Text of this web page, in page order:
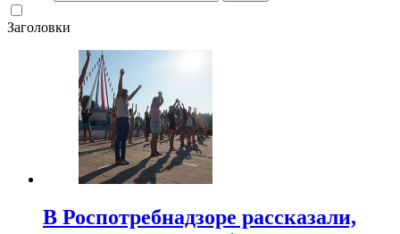
Заголовки
В Роспотребнадзоре рассказали,